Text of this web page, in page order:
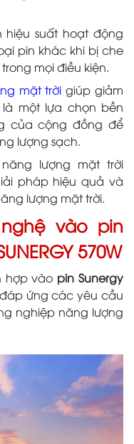
suất hoạt động
pin khác khi bị che
mọi điều kiện.
mặt trời giúp giảm
một lựa chọn bền
của cộng đồng để
lượng sạch.
lượng mặt trời
pháp hiệu quả và
lượng mặt trời.
vào pin
570W
hợp vào pin Sunergy
ứng các yêu cầu
nghiệp năng lượng